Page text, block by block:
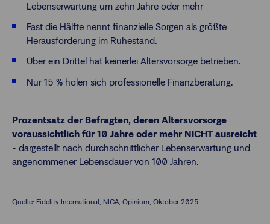
Lebenserwartung um zehn Jahre oder mehr
Fast die Hälfte nennt finanzielle Sorgen als größte
Herausforderung im Ruhestand.
Über ein Drittel hat keinerlei Altersvorsorge betrieben.
Nur 15 % holen sich professionelle Finanzberatung.
Prozentsatz der Befragten, deren Altersvorsorge
voraussichtlich für 10 Jahre oder mehr NICHT ausreicht
- dargestellt nach durchschnittlicher Lebenserwartung und
angenommener Lebensdauer von 100 Jahren.
Quelle: Fidelity International, NICA, Opinium, Oktober 2025.